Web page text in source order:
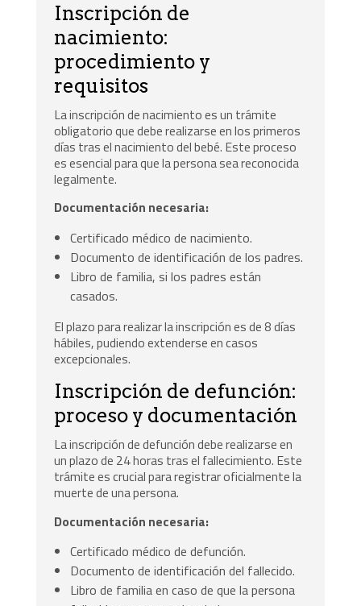
Inscripción de
nacimiento:
procedimiento y
requisitos
La inscripción de nacimiento es un trámite
obligatorio que debe realizarse en los primeros
días tras el nacimiento del bebé. Este proceso
es esencial para que la persona sea reconocida
legalmente.
Documentación necesaria:
Certificado médico de nacimiento.
Documento de identificación de los padres.
Libro de familia, si los padres están
casados.
El plazo para realizar la inscripción es de 8 días
hábiles, pudiendo extenderse en casos
excepcionales.
Inscripción de defunción:
proceso y documentación
La inscripción de defunción debe realizarse en
un plazo de 24 horas tras el fallecimiento. Este
trámite es crucial para registrar oficialmente la
muerte de una persona.
Documentación necesaria:
Certificado médico de defunción.
Documento de identificación del fallecido.
Libro de familia en caso de que la persona